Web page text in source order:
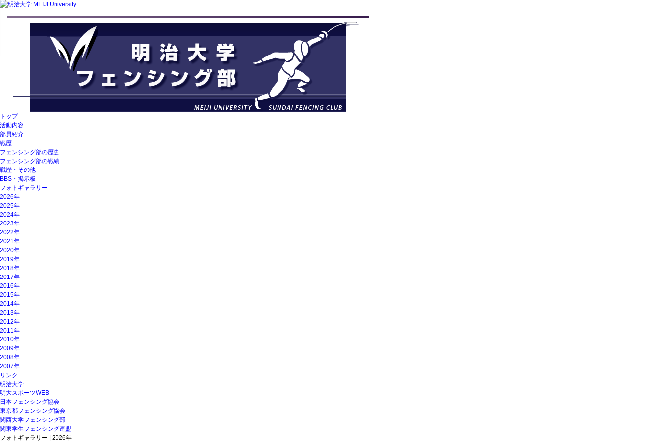
トップ
活動内容
部員紹介
戦歴
フェンシング部の歴史
フェンシング部の戦績
戦歴・その他
BBS・掲示板
フォトギャラリー
2026年
2025年
2024年
2023年
2022年
2021年
2020年
2019年
2018年
2017年
2016年
2015年
2014年
2013年
2012年
2011年
2010年
2009年
2008年
2007年
リンク
明治大学
明大スポーツWEB
日本フェンシング協会
東京都フェンシング協会
関西大学フェンシング部
関東学生フェンシング連盟
フォトギャラリー | 2026年